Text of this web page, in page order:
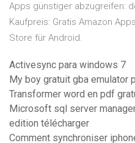
Apps günstiger abzugreifen:
Kaufpreis: Gratis Amazon
Store für Android.
Activesync para windows 7
My boy gratuit gba emulator
Transformer word en pdf
Microsoft sql server
edition télécharger
Comment synchroniser